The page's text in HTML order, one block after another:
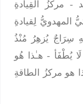
- مركزُ القِيادةِ
المهدويُّ لِقيادةِ
سِرَاجٌ يُزهِرُ مُنْذُ
يُطْفَأ- هـٰذا هُو
هو مركزُ الطاقةِ